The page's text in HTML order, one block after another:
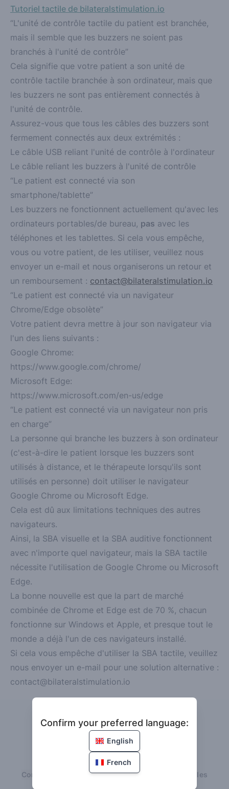
Confirm your preferred language:
English
French
Tutoriel tactile de bilateralstimulation.io
“L'unité de contrôle tactile du patient est branchée,
mais il semble que les buzzers ne soient pas
branchés à l'unité de contrôle”
Cela signifie que votre patient a son unité de
contrôle tactile branchée à son ordinateur, mais que
les buzzers ne sont pas entièrement connectés à
l'unité de contrôle.
Assurez-vous que tous les câbles des buzzers sont
fermement connectés aux deux extrémités :
Le câble USB reliant l'unité de contrôle à l'ordinateur
Le câble reliant les buzzers à l'unité de contrôle
“Le patient est connecté via son
smartphone/tablette”
Les buzzers ne fonctionnent actuellement qu'avec les
ordinateurs portables/de bureau, pas avec les
téléphones et les tablettes. Si cela vous empêche,
vous ou votre patient, de les utiliser, veuillez nous
envoyer un e-mail et nous organiserons un retour et
un remboursement : contact@bilateralstimulation.io
“Le patient est connecté via un navigateur
Chrome/Edge obsolète”
Votre patient devra mettre à jour son navigateur via
l'un des liens suivants :
Google Chrome:
https://www.google.com/chrome/
Microsoft Edge:
https://www.microsoft.com/en-us/edge
“Le patient est connecté via un navigateur non pris
en charge”
La personne qui branche les buzzers à son ordinateur
(c'est-à-dire le patient lorsque les buzzers sont
utilisés à distance, et le thérapeute lorsqu'ils sont
utilisés en personne) doit utiliser le navigateur
Google Chrome ou Microsoft Edge.
Cela est dû aux limitations techniques des autres
navigateurs.
Ainsi, la SBA visuelle et la SBA auditive fonctionnent
avec n'importe quel navigateur, mais la SBA tactile
nécessite l'utilisation de Google Chrome ou Microsoft
Edge.
La bonne nouvelle est que la part de marché
combinée de Chrome et Edge est de 70 %, chacun
fonctionne sur Windows et Apple, et presque tout le
monde a déjà l'un de ces navigateurs installé.
Si cela vous empêche d'utiliser la SBA tactile, veuillez
nous envoyer un e-mail pour une solution alternative :
contact@bilateralstimulation.io
Contact ConfidentialitéConditions Mentions légales